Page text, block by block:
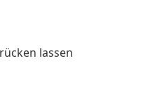
lassen